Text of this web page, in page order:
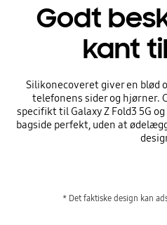
Godt
kant
Silikonecoveret giver en blød
telefonens sider og hjørner.
specifikt til Galaxy Z Fold3 5G
bagside perfekt, uden at
* Det faktiske design kan